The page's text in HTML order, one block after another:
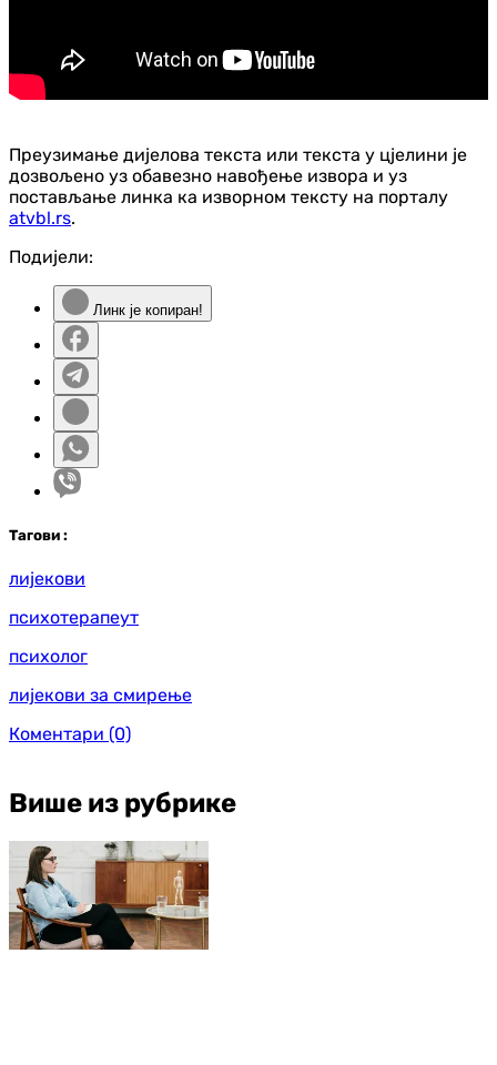
Преузимање дијелова текста или текста у цјелини је
дозвољено уз обавезно навођење извора и уз
постављање линка ка изворном тексту на порталу
atvbl.rs.
Подијели:
Линк је копиран!
Тагови :
лијекови
психотерапеут
психолог
лијекови за смирење
Коментари (0)
Више из рубрике